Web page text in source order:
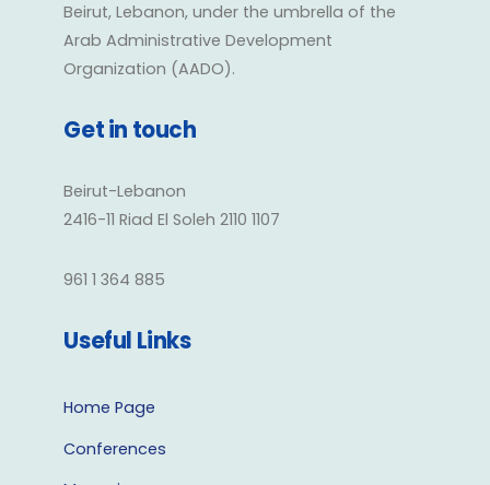
Beirut, Lebanon, under the umbrella of the
Arab Administrative Development
Organization (AADO).
Get in touch
Beirut-Lebanon
2416-11 Riad El Soleh 2110 1107
961 1 364 885
Useful Links
Home Page
Conferences